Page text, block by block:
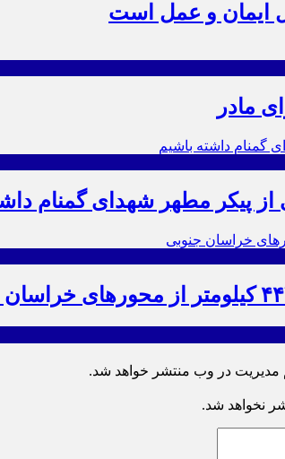
ایمان و عمل است
مادر
از پیکر مطهر شهدای گمنام
مدیریت در وب منتشر خواهد شد.
نخواهد شد.